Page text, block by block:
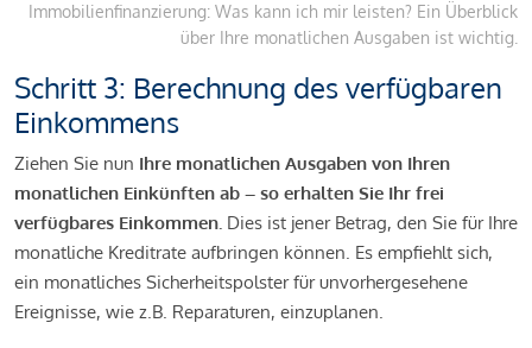
Immobilienfinanzierung: Was kann ich mir leisten? Ein Überblick
über Ihre monatlichen Ausgaben ist wichtig.
Schritt 3: Berechnung des verfügbaren
Einkommens
Ziehen Sie nun Ihre monatlichen Ausgaben von Ihren
monatlichen Einkünften ab – so erhalten Sie Ihr frei
verfügbares Einkommen. Dies ist jener Betrag, den Sie für Ihre
monatliche Kreditrate aufbringen können. Es empfiehlt sich,
ein monatliches Sicherheitspolster für unvorhergesehene
Ereignisse, wie z.B. Reparaturen, einzuplanen.